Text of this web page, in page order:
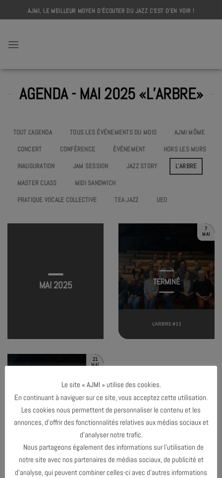
to
AJMI, LE MEILLEUR MOYEN D'ÉCOUTER DU JAZZ C'EST D'EN VOIR !
AGENDA - MAI 2025 «L’ARBRE»
TOUT L'AGENDA TOUS LES ÉVÉNEMENTS DU MOIS
AJMI MÔME
CONCERT
CONFÉRENCE ÉVÉNEMENT
HORS LES MURS
INAUGURATION
JAM SESSION JAZZ STORY
L’ARBRE
MASTER CLASS
MIDI SANDWICH
PRATIQUE VOCALE COLLECTIVE
TEA JAZZ UEO
MAI 2025
7
MAI
L’ARBRE #11
TERMINÉ
21
MAI
CONCERT DE L’ARBRE – FESTIVAL TOUS
TERMINÉ
Le site « AJMI » utilise des cookies.
En continuant à naviguer sur ce site, vous acceptez cette utilisation.
Les cookies nous permettent de personnaliser le contenu et les
annonces, d’offrir des fonctionnalités relatives aux médias sociaux et
d’analyser notre trafic.
Nous partageons également des informations sur l’utilisation de
notre site avec nos partenaires de médias sociaux, de publicité et
d’analyse, qui peuvent combiner celles-ci avec d’autres informations